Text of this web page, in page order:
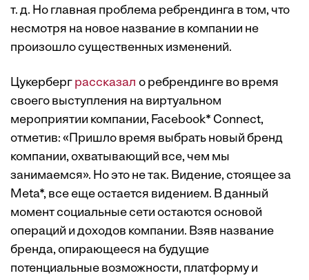
т. д. Но главная проблема ребрендинга в том, что
несмотря на новое название в компании не
произошло существенных изменений.
Цукерберг рассказал о ребрендинге во время
своего выступления на виртуальном
мероприятии компании, Facebook* Connect,
отметив: «Пришло время выбрать новый бренд
компании, охватывающий все, чем мы
занимаемся». Но это не так. Видение, стоящее за
Meta*, все еще остается видением. В данный
момент социальные сети остаются основой
операций и доходов компании. Взяв название
бренда, опирающееся на будущие
потенциальные возможности, платформу и